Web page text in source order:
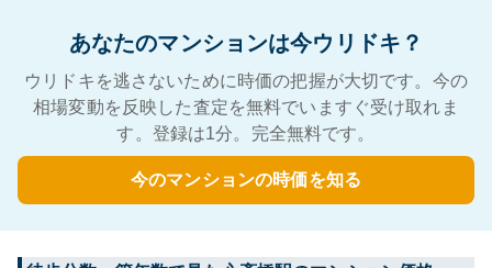
あなたのマンションは今ウリドキ？
ウリドキを逃さないために時価の把握が大切です。今の
相場変動を反映した査定を無料でいますぐ受け取れま
す。登録は1分。完全無料です。
今のマンションの時価を知る